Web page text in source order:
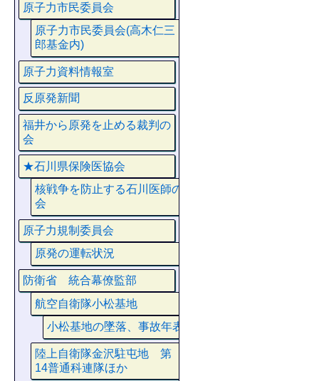
原子力市民委員会
原子力市民委員会(高木仁三
郎基金内)
原子力資料情報室
反原発新聞
福井から原発を止める裁判の
会
★石川県保険医協会
核戦争を防止する石川医師の
会
原子力規制委員会
原発の運転状況
防衛省 統合幕僚監部
航空自衛隊小松基地
小松基地の墜落、事故年表
陸上自衛隊金沢駐屯地 第
14普通科連隊ほか